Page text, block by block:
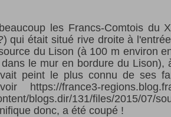
les Francs-Comtois du
qui était situé rive droite à
du Lison (à 100 m environ
le mur en bordure du Lison),
peint le plus connu de ses
https://france3-
blogs.dir/131/files/2015/
donc, a été coupé !